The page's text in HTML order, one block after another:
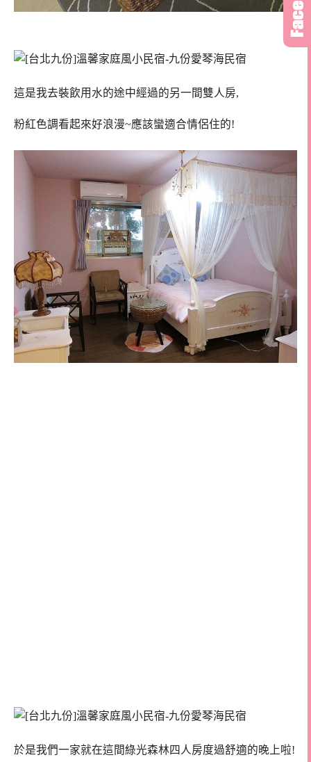
這是我去裝飲用水的途中經過的另一間雙人房,
粉紅色調看起來好浪漫~應該蠻適合情侶住的!
於是我們一家就在這間綠光森林四人房度過舒適的晚上啦!